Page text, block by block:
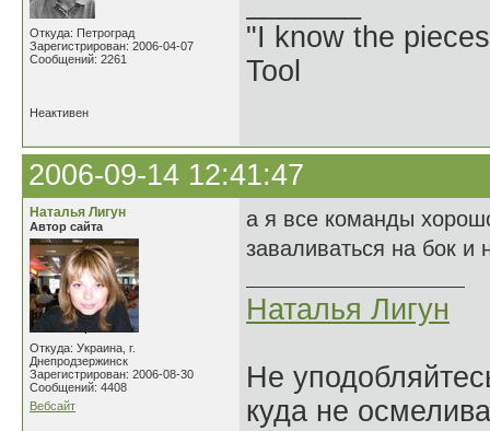
Откуда: Петроград
Зарегистрирован: 2006-04-07
Сообщений: 2261
"I know the
Tool
Неактивен
2006-09-14 12:41:47
Наталья Лигун
Автор сайта
Откуда: Украина, г.
Днепродзержинск
Зарегистрирован: 2006-08-30
Сообщений: 4408
Вебсайт
а я все команды
заваливаться на бок и
Наталья Лигун
Не
куда не